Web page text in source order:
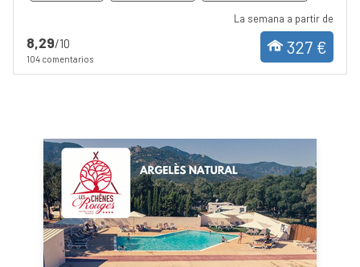
8,29/10
104 comentarios
La semana a partir de
327 €